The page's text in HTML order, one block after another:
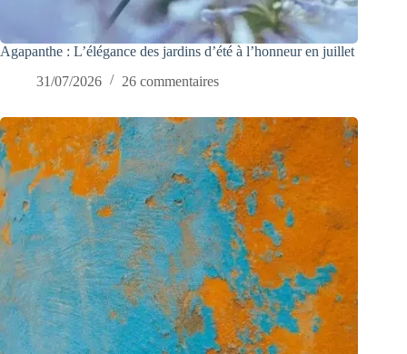
Agapanthe : L’élégance des jardins d’été à l’honneur en juillet
31/07/2026
26 commentaires